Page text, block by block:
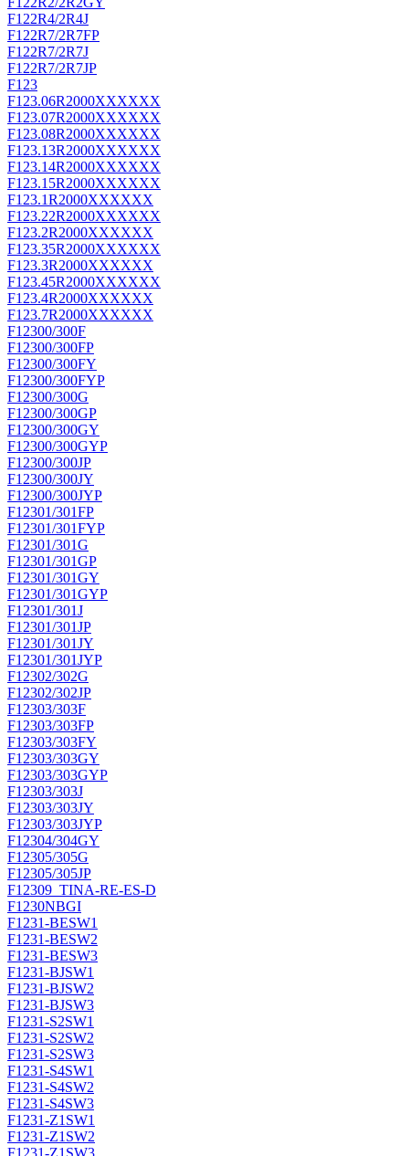
F122R4/2R4J
F122R7/2R7FP
F122R7/2R7J
F122R7/2R7JP
F123
F123.06R2000XXXXXX
F123.07R2000XXXXXX
F123.08R2000XXXXXX
F123.13R2000XXXXXX
F123.14R2000XXXXXX
F123.15R2000XXXXXX
F123.1R2000XXXXXX
F123.22R2000XXXXXX
F123.2R2000XXXXXX
F123.35R2000XXXXXX
F123.3R2000XXXXXX
F123.45R2000XXXXXX
F123.4R2000XXXXXX
F123.7R2000XXXXXX
F12300/300F
F12300/300FP
F12300/300FY
F12300/300FYP
F12300/300G
F12300/300GP
F12300/300GY
F12300/300GYP
F12300/300JP
F12300/300JY
F12300/300JYP
F12301/301FP
F12301/301FYP
F12301/301G
F12301/301GP
F12301/301GY
F12301/301GYP
F12301/301J
F12301/301JP
F12301/301JY
F12301/301JYP
F12302/302G
F12302/302JP
F12303/303F
F12303/303FP
F12303/303FY
F12303/303GY
F12303/303GYP
F12303/303J
F12303/303JY
F12303/303JYP
F12304/304GY
F12305/305G
F12305/305JP
F12309_TINA-RE-ES-D
F1230NBGI
F1231-BESW1
F1231-BESW2
F1231-BESW3
F1231-BJSW1
F1231-BJSW2
F1231-BJSW3
F1231-S2SW1
F1231-S2SW2
F1231-S2SW3
F1231-S4SW1
F1231-S4SW2
F1231-S4SW3
F1231-Z1SW1
F1231-Z1SW2
F1231-Z1SW3